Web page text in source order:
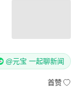
@元宝 一起聊新闻
首赞